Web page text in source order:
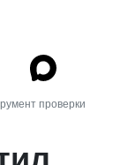
проверки